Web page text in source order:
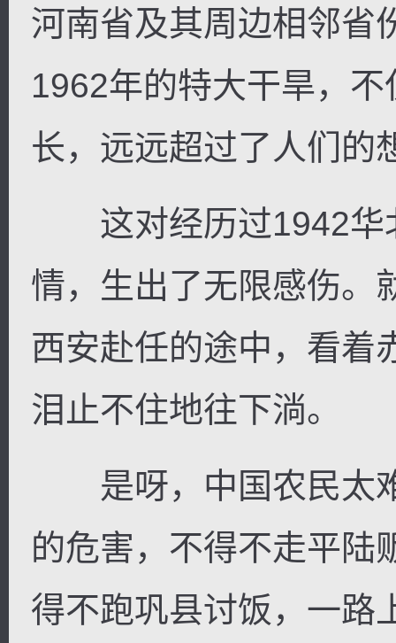
河南省及其周边相邻省
1962年的特大干旱，
长，远远超过了人们的
这对经历过1942华
情，生出了无限感伤。
西安赴任的途中，看着
泪止不住地往下淌。
是呀，中国农民太
的危害，不得不走平陆
得不跑巩县讨饭，一路